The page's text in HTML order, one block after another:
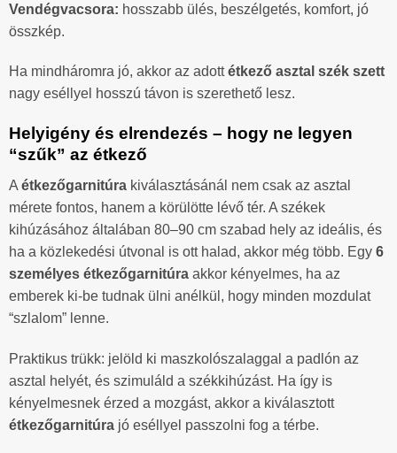
Vendégvacsora: hosszabb ülés, beszélgetés, komfort, jó
összkép.
Ha mindháromra jó, akkor az adottétkező asztal szék szett
nagy eséllyel hosszú távon is szerethető lesz.
Helyigény és elrendezés – hogy ne legyen
“szűk” az étkező
A étkezőgarnitúra kiválasztásánál nem csak az asztal
mérete fontos, hanem a körülötte lévő tér. A székek
kihúzásához általában 80–90 cm szabad hely az ideális, és
ha a közlekedési útvonal is ott halad, akkor még több. Egy 6
személyes étkezőgarnitúra akkor kényelmes, ha az
emberek ki-be tudnak ülni anélkül, hogy minden mozdulat
“szlalom” lenne.
Praktikus trükk: jelöld ki maszkolószalaggal a padlón az
asztal helyét, és szimuláld a székkihúzást. Ha így is
kényelmesnek érzed a mozgást, akkor a kiválasztott
étkezőgarnitúra jó eséllyel passzolni fog a térbe.